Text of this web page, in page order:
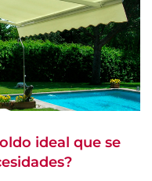
ideal que se